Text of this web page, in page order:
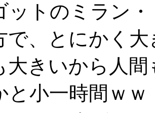
ットのミラン
で、とにかく大
大きいから人
と小一時間ｗｗ